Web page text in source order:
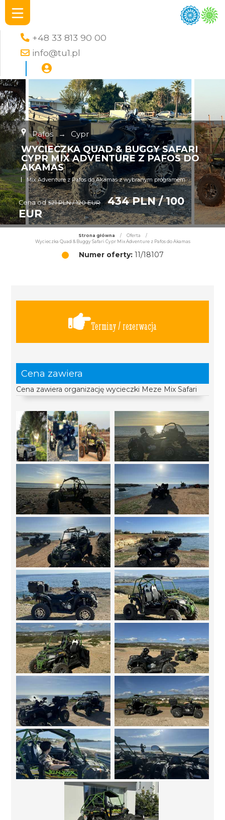
+48 33 813 90 00
info@tu1.pl
Pafos → Cypr
WYCIECZKA QUAD & BUGGY SAFARI
CYPR MIX ADVENTURE Z PAFOS DO
AKAMAS
Mix Adventure z Pafos do Akamas z wybranym programem
Cena od 521 PLN / 120 EUR
434 PLN / 100
EUR
Strona główna / Oferta
/
Wycieczka Quad & Buggy Safari Cypr Mix Adventure z Pafos do Akamas
Numer oferty:11/18107
Terminy / rezerwacja
Cena zawiera
Cena zawiera organizację wycieczki Meze Mix Safari